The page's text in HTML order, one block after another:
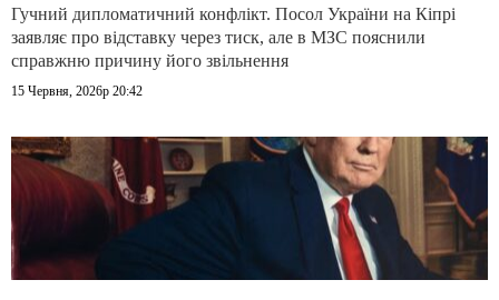
Гучний дипломатичний конфлікт. Посол України на Кіпрі
заявляє про відставку через тиск, але в МЗС пояснили
справжню причину його звільнення
15 Червня, 2026р 20:42